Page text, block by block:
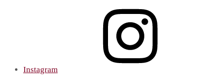
Instagram